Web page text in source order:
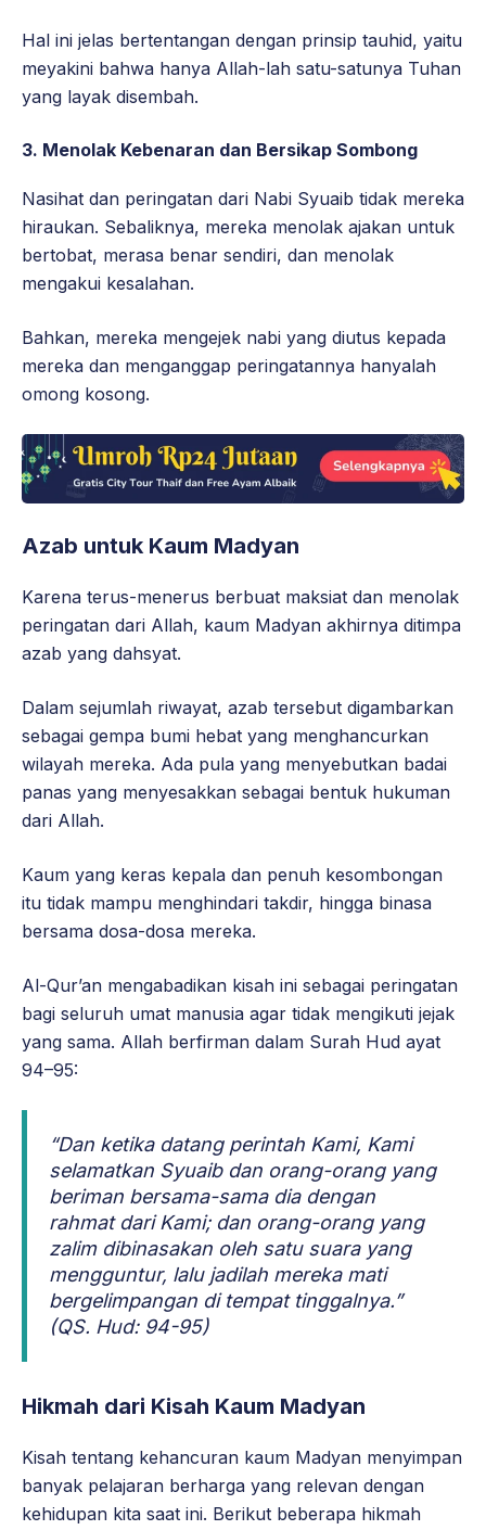
Hal ini jelas bertentangan dengan prinsip tauhid, yaitu
meyakini bahwa hanya Allah-lah satu-satunya Tuhan
yang layak disembah.
3. Menolak Kebenaran dan Bersikap Sombong
Nasihat dan peringatan dari Nabi Syuaib tidak mereka
hiraukan. Sebaliknya, mereka menolak ajakan untuk
bertobat, merasa benar sendiri, dan menolak
mengakui kesalahan.
Bahkan, mereka mengejek nabi yang diutus kepada
mereka dan menganggap peringatannya hanyalah
omong kosong.
Azab untuk Kaum Madyan
Karena terus-menerus berbuat maksiat dan menolak
peringatan dari Allah, kaum Madyan akhirnya ditimpa
azab yang dahsyat.
Dalam sejumlah riwayat, azab tersebut digambarkan
sebagai gempa bumi hebat yang menghancurkan
wilayah mereka. Ada pula yang menyebutkan badai
panas yang menyesakkan sebagai bentuk hukuman
dari Allah.
Kaum yang keras kepala dan penuh kesombongan
itu tidak mampu menghindari takdir, hingga binasa
bersama dosa-dosa mereka.
Al-Qur’an mengabadikan kisah ini sebagai peringatan
bagi seluruh umat manusia agar tidak mengikuti jejak
yang sama. Allah berfirman dalam Surah Hud ayat
94–95:
“Dan ketika datang perintah Kami, Kami
selamatkan Syuaib dan orang-orang yang
beriman bersama-sama dia dengan
rahmat dari Kami; dan orang-orang yang
zalim dibinasakan oleh satu suara yang
mengguntur, lalu jadilah mereka mati
bergelimpangan di tempat tinggalnya.”
(QS. Hud: 94-95)
Hikmah dari Kisah Kaum Madyan
Kisah tentang kehancuran kaum Madyan menyimpan
banyak pelajaran berharga yang relevan dengan
kehidupan kita saat ini. Berikut beberapa hikmah